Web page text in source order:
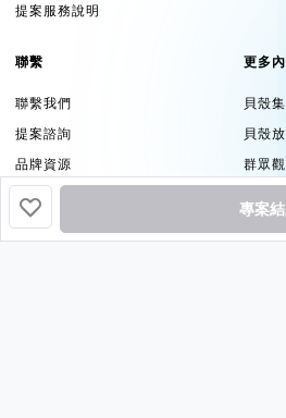
專案
提案服務說明
聯繫
聯繫我們
提案諮詢
品牌資源
更多
貝殼
貝殼
群眾
追蹤